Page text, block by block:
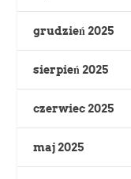
grudzień 2025
sierpień 2025
czerwiec 2025
maj 2025